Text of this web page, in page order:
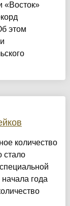
«Восток»
этом
количество
стало
года